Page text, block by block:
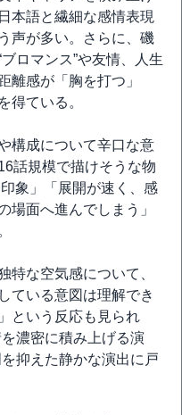
本語と繊細な感情表現
声が多い。さらに、磯
ロマンス”や友情、人生
離感が「胸を打つ」
得ている。
構成について辛口な意
話規模で描けそうな物
象」「展開が速く、感
場面へ進んでしまう」
特な空気感について、
ている意図は理解でき
という反応も見られ
濃密に積み上げる演
抑えた静かな演出に戸